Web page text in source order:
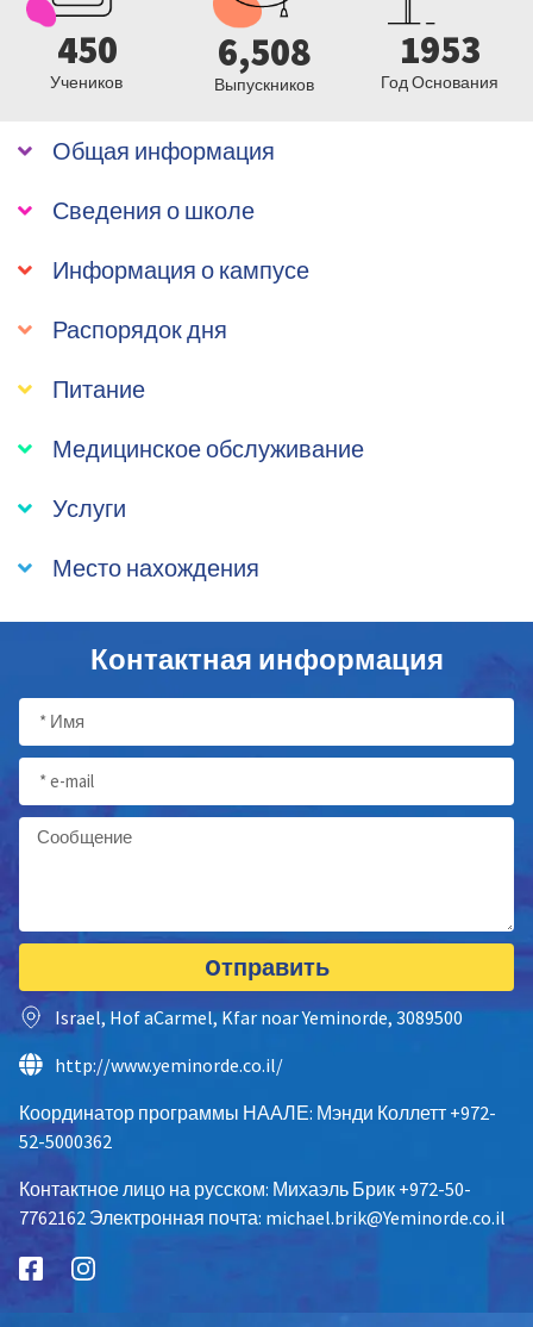
450
Учеников
6,508
Выпускников
1953
Год Основания
Общая информация
Сведения о школе
Информация о кампусе
Распорядок дня
Питание
Медицинское обслуживание
Услуги
Место нахождения
Контактная информация
Oтправить
Israel, Hof aCarmel, Kfar noar Yeminorde, 3089500
http://www.yeminorde.co.il/
Координатор программы НААЛЕ: Мэнди Коллетт +972-
52-5000362
Контактное лицо на русском: Михаэль Брик +972-50-
7762162 Электронная почта: michael.brik@Yeminorde.co.il